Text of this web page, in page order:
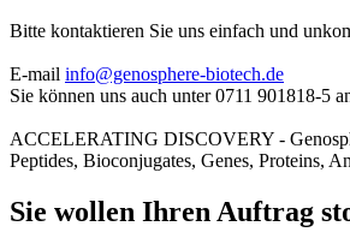
Bitte kontaktieren Sie uns einfach und
E-mail info@genosphere-biotech.de
Sie können uns auch unter 0711 901818-5
ACCELERATING DISCOVERY -
Peptides, Bioconjugates, Genes, Proteins,
Sie wollen Ihren Auftrag